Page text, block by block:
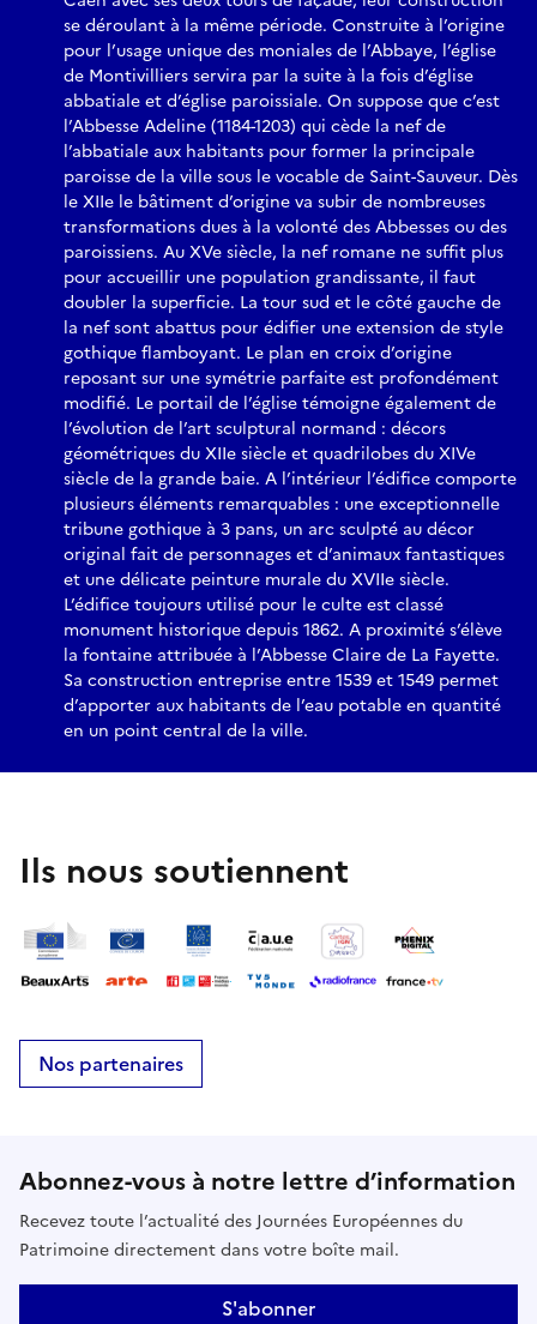
se déroulant à la même période. Construite à l’origine
pour l’usage unique des moniales de l’Abbaye, l’église
de Montivilliers servira par la suite à la fois d’église
abbatiale et d’église paroissiale. On suppose que c’est
l’Abbesse Adeline (1184-1203) qui cède la nef de
l’abbatiale aux habitants pour former la principale
paroisse de la ville sous le vocable de Saint-Sauveur. Dès
le XIIe le bâtiment d’origine va subir de nombreuses
transformations dues à la volonté des Abbesses ou des
paroissiens. Au XVe siècle, la nef romane ne suffit plus
pour accueillir une population grandissante, il faut
doubler la superficie. La tour sud et le côté gauche de
la nef sont abattus pour édifier une extension de style
gothique flamboyant. Le plan en croix d’origine
reposant sur une symétrie parfaite est profondément
modifié. Le portail de l’église témoigne également de
l’évolution de l’art sculptural normand : décors
géométriques du XIIe siècle et quadrilobes du XIVe
siècle de la grande baie. A l’intérieur l’édifice comporte
plusieurs éléments remarquables : une exceptionnelle
tribune gothique à 3 pans, un arc sculpté au décor
original fait de personnages et d’animaux fantastiques
et une délicate peinture murale du XVIIe siècle.
L’édifice toujours utilisé pour le culte est classé
monument historique depuis 1862. A proximité s’élève
la fontaine attribuée à l’Abbesse Claire de La Fayette.
Sa construction entreprise entre 1539 et 1549 permet
d’apporter aux habitants de l’eau potable en quantité
en un point central de la ville.
Ils nous soutiennent
Nos partenaires
Abonnez-vous à notre lettre d’information
Recevez toute l’actualité des Journées Européennes du
Patrimoine directement dans votre boîte mail.
S'abonner